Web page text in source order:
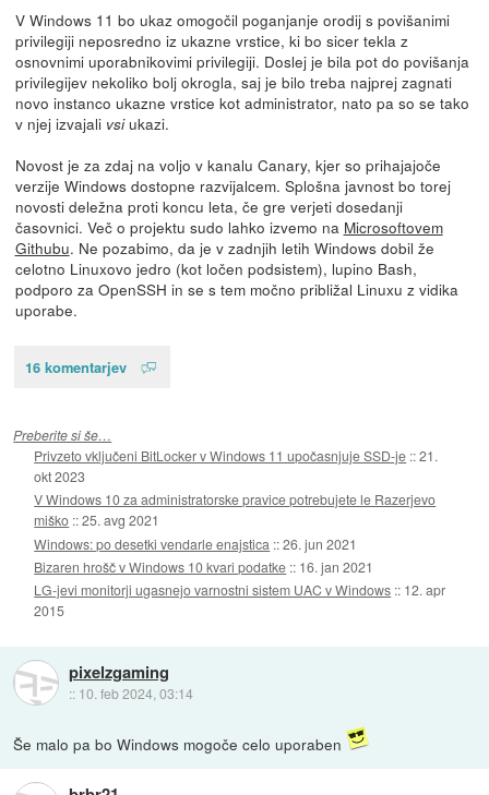
V Windows 11 bo ukaz omogočil poganjanje orodij s povišanimi
privilegiji neposredno iz ukazne vrstice, ki bo sicer tekla z
osnovnimi uporabnikovimi privilegiji. Doslej je bila pot do povišanja
privilegijev nekoliko bolj okrogla, saj je bilo treba najprej zagnati
novo instanco ukazne vrstice kot administrator, nato pa so se tako
v njej izvajali vsiukazi.
Novost je za zdaj na voljo v kanalu Canary, kjer so prihajajoče
verzije Windows dostopne razvijalcem. Splošna javnost bo torej
novosti deležna proti koncu leta, če gre verjeti dosedanji
časovnici. Več o projektu sudo lahko izvemo na Microsoftovem
Githubu. Ne pozabimo, da je v zadnjih letih Windows dobil že
celotno Linuxovo jedro (kot ločen podsistem), lupino Bash,
podporo za OpenSSH in se s tem močno približal Linuxu z vidika
uporabe.
16 komentarjev
Preberite si še…
Privzeto vključeni BitLocker v Windows 11 upočasnjuje SSD-je ::21.
okt 2023
V Windows 10 za administratorske pravice potrebujete le Razerjevo
miško ::25. avg 2021
Windows: po desetki vendarle enajstica ::26. jun 2021
Bizaren hrošč v Windows 10 kvari podatke :: 16. jan 2021
LG-jevi monitorji ugasnejo varnostni sistem UAC v Windows :: 12. apr
2015
pixelzgaming
:: 10. feb 2024, 03:14
Še malo pa bo Windows mogoče celo uporaben